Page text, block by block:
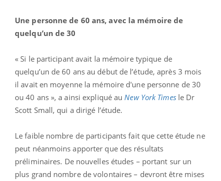
Une personne de 60 ans, avec la mémoire de
quelqu’un de 30
« Si le participant avait la mémoire typique de
quelqu’un de 60 ans au début de l’étude, après 3 mois
il avait en moyenne la mémoire d'une personne de 30
ou 40 ans », a ainsi expliqué au New York Times le Dr
Scott Small, qui a dirigé l’étude.
Le faible nombre de participants fait que cette étude ne
peut néanmoins apporter que des résultats
préliminaires. De nouvelles études – portant sur un
plus grand nombre de volontaires – devront être mises